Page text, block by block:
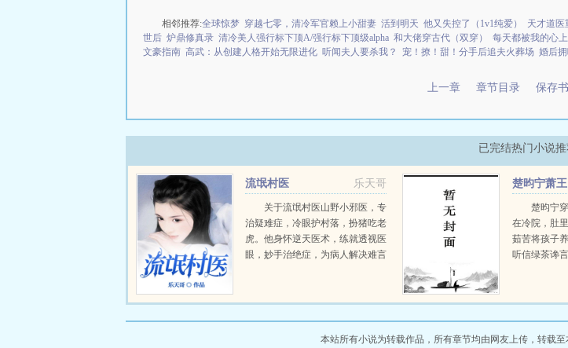
相邻推荐:全球惊梦 穿越七零，清冷军官赖上小甜妻 活到明天 他又失控了（1v1纯爱） 天才道医
世后 炉鼎修真录 清冷美人强行标下顶A/强行标下顶级alpha 和大佬穿古代（双穿） 每天都被我的心
文豪指南 高武：从创建人格开始无限进化 听闻夫人要杀我？ 宠！撩！甜！分手后追夫火葬场 婚后
上一章 章节目录 保存
已完结热门小说
乐天哥
流氓村医
关于流氓村医山野小邪医，专
治疑难症，冷眼护村落，扮猪吃老
虎。他身怀逆天医术，练就透视医
眼，妙手治绝症，为病人解决难言
他的带领之下，贫困潦倒的村民，
楚昀宁萧王
楚昀宁
在冷院，肚
茹苦将孩子
听信绿茶谗
下！开商铺
本站所有小说为转载作品，所有章节均由网友上传，转载至